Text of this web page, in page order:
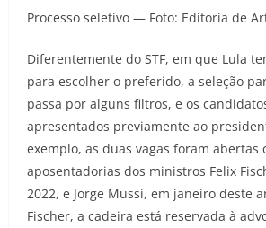
Processo seletivo — Foto: Editoria de
Diferentemente do STF, em que Lula
para escolher o preferido, a seleção
passa por alguns filtros, e os
apresentados previamente ao
exemplo, as duas vagas foram abertas
aposentadorias dos ministros Felix
2022, e Jorge Mussi, em janeiro deste
Fischer, a cadeira está reservada à